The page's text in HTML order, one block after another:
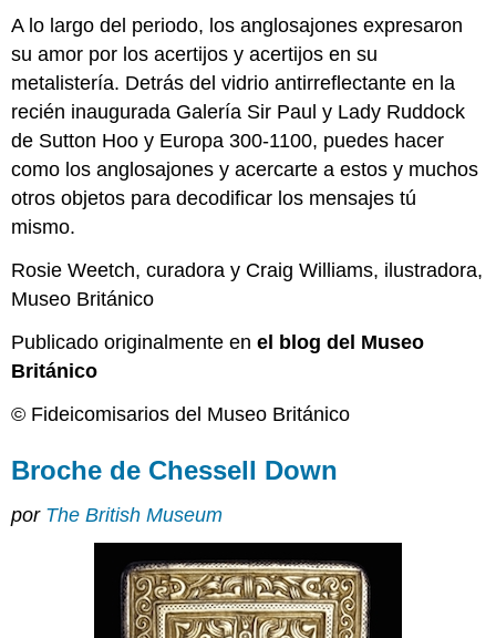
A lo largo del periodo, los anglosajones expresaron
su amor por los acertijos y acertijos en su
metalistería. Detrás del vidrio antirreflectante en la
recién inaugurada Galería Sir Paul y Lady Ruddock
de Sutton Hoo y Europa 300-1100, puedes hacer
como los anglosajones y acercarte a estos y muchos
otros objetos para decodificar los mensajes tú
mismo.
Rosie Weetch, curadora y Craig Williams, ilustradora,
Museo Británico
Publicado originalmente enel blog del Museo
Británico
© Fideicomisarios del Museo Británico
Broche de Chessell Down
por The British Museum